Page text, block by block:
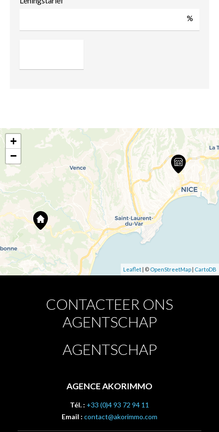
%
+
−
Leaflet | © OpenStreetMap | CartoDB
CONTACTEER ONS
AGENTSCHAP
AGENTSCHAP
AGENCE AKORIMMO
Tél. : +33 (0)4 93 72 94 11
Email : contact@akorimmo.com